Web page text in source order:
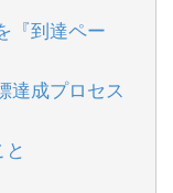
『到達ペー
成プロセス